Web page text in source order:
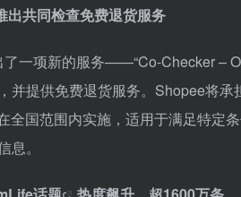
出共同检查免费退货服务
一项新的服务——“Co-Checker –
并提供免费退货服务。Shopee将
全国范围内实施，适用于满足特定
。